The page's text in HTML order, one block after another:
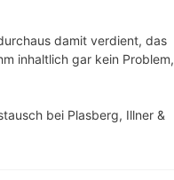
damit verdient, das
inhaltlich gar kein Problem,
bei Plasberg, Illner &